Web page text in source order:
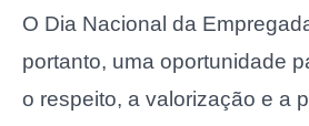
O Dia Nacional da
portanto, uma oportunidade
o respeito, a valorização e a